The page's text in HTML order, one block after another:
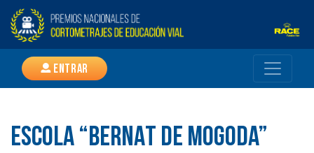
Entrar
ESCOLA “BERNAT DE MOGODA”